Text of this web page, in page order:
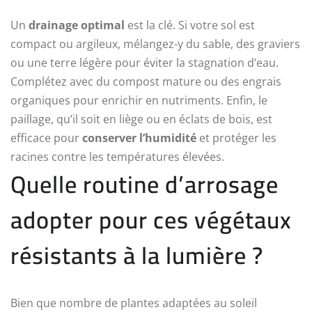
Un drainage optimal est la clé. Si votre sol est
compact ou argileux, mélangez-y du sable, des graviers
ou une terre légère pour éviter la stagnation d’eau.
Complétez avec du compost mature ou des engrais
organiques pour enrichir en nutriments. Enfin, le
paillage, qu’il soit en liège ou en éclats de bois, est
efficace pourconserver l’humidité et protéger les
racines contre les températures élevées.
Quelle routine d’arrosage
adopter pour ces végétaux
résistants à la lumière ?
Bien que nombre de plantes adaptées au soleil